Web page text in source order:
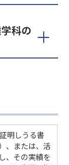
科の
明しうる書
、または、活
、その実績を